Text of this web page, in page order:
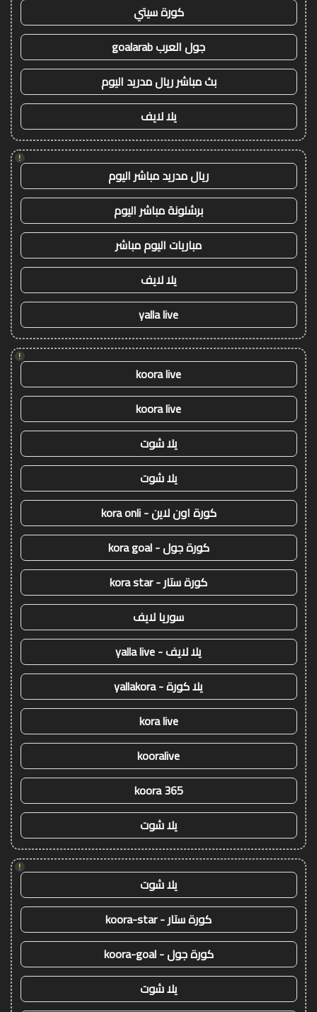
كورة سيتي
جول العرب goalarab
بث مباشر ريال مدريد اليوم
يلا لايف
!
ريال مدريد مباشر اليوم
برشلونة مباشر اليوم
مباريات اليوم مباشر
يلا لايف
yalla live
!
koora live
koora live
يلا شوت
يلا شوت
كورة اون لاين - kora onli
كورة جول - kora goal
كورة ستار - kora star
سوريا لايف
يلا لايف - yalla live
يلا كورة - yallakora
kora live
kooralive
koora 365
يلا شوت
!
يلا شوت
كورة ستار - koora-star
كورة جول - koora-goal
يلا شوت